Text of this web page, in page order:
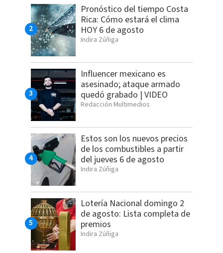
Pronóstico del tiempo Costa
Rica: Cómo estará el clima
HOY 6 de agosto
Indira Zúñiga
Influencer mexicano es
asesinado; ataque armado
quedó grabado | VIDEO
Redacción Multimedios
Estos son los nuevos precios
de los combustibles a partir
del jueves 6 de agosto
Indira Zúñiga
Lotería Nacional domingo 2
de agosto: Lista completa de
premios
Indira Zúñiga